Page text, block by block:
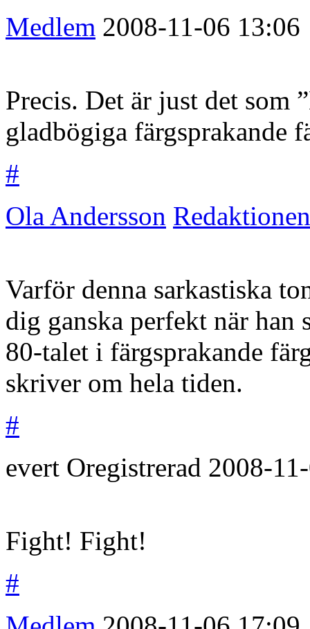
Medlem 2008-11-06 13:06
Precis. Det är just det som
gladbögiga färgsprakande
#
Ola Andersson Redaktionen
Varför denna sarkastiska
dig ganska perfekt när han
80-talet i färgsprakande
skriver om hela tiden.
#
evert Oregistrerad 2008-
Fight! Fight!
#